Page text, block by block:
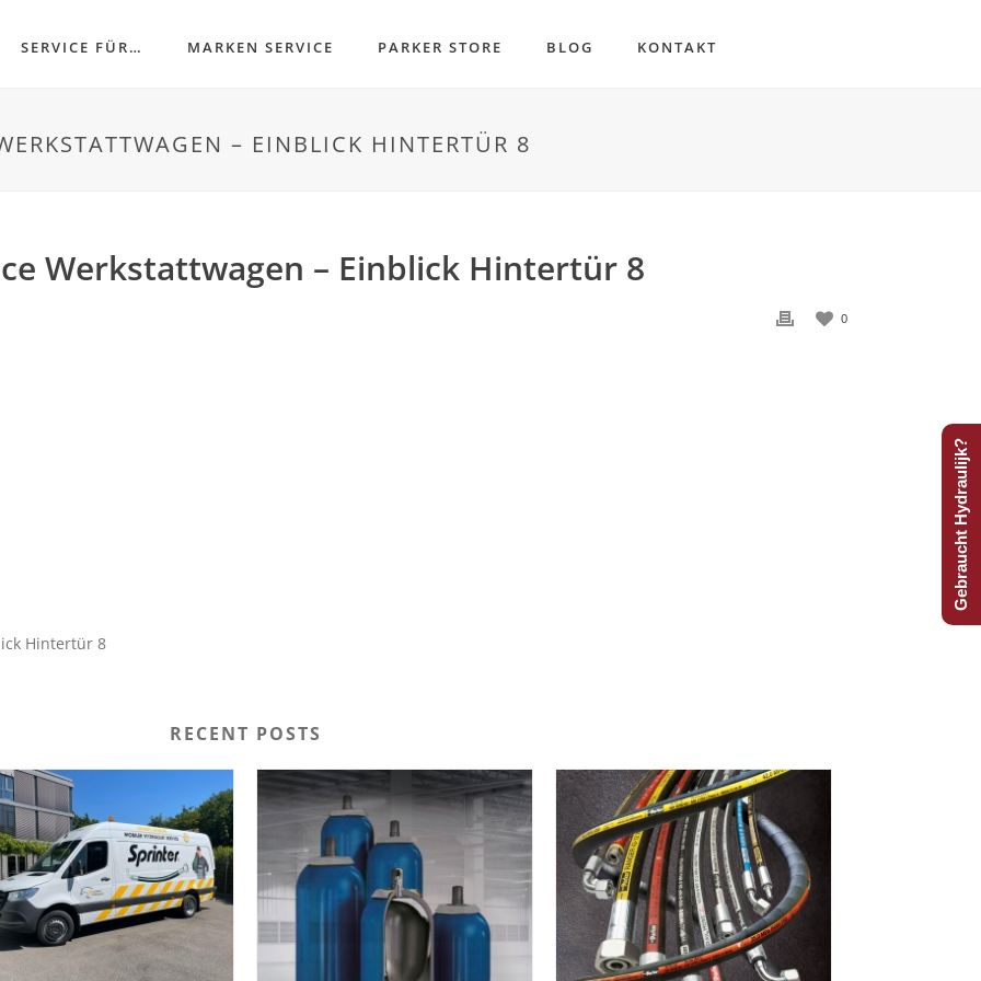
SERVICE FÜR… MARKEN SERVICE PARKER STORE BLOG KONTAKT
– EINBLICK HINTERTÜR 8
Werkstattwagen – Einblick Hintertür 8
0
Hintertür 8
RECENT POSTS
Gebraucht Hydraulijk?